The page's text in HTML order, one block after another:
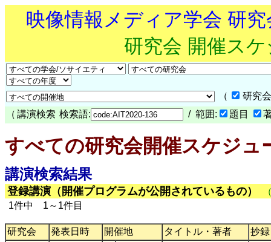
映像情報メディア学会 研
研究会 開催ス
（
研究
（ 講演検索 検索語: / 範囲: 題目
すべての研究会開催スケジュ
講演検索結果
登録講演（開催プログラムが公開されているもの）
1件中 1～1件目
研究会 発表日時 開催地 タイトル・著者 抄録